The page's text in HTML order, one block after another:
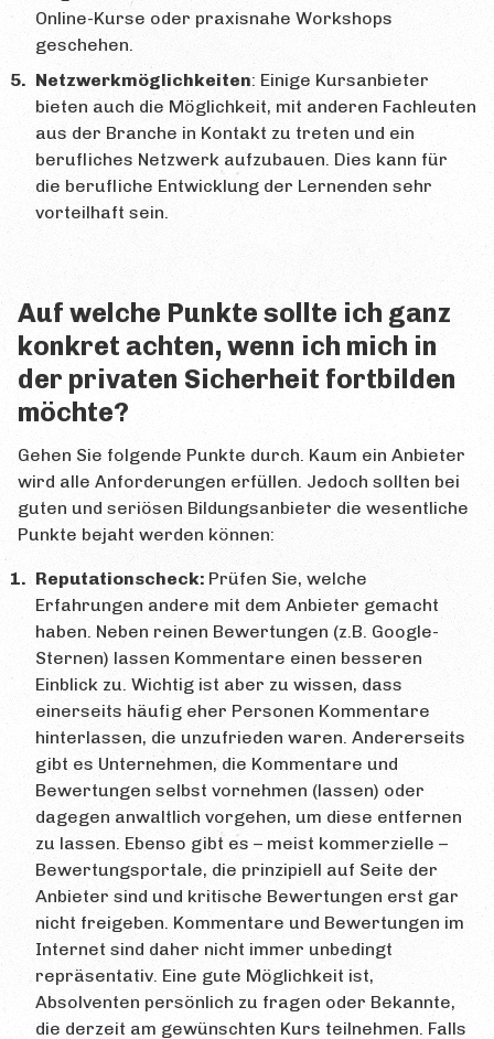
Online-Kurse oder praxisnahe Workshops
geschehen.
Netzwerkmöglichkeiten: Einige Kursanbieter
bieten auch die Möglichkeit, mit anderen Fachleuten
aus der Branche in Kontakt zu treten und ein
berufliches Netzwerk aufzubauen. Dies kann für
die berufliche Entwicklung der Lernenden sehr
vorteilhaft sein.
Auf welche Punkte sollte ich ganz
konkret achten, wenn ich mich in
der privaten Sicherheit fortbilden
möchte?
Gehen Sie folgende Punkte durch. Kaum ein Anbieter
wird alle Anforderungen erfüllen. Jedoch sollten bei
guten und seriösen Bildungsanbieter die wesentliche
Punkte bejaht werden können:
Reputationscheck: Prüfen Sie, welche
Erfahrungen andere mit dem Anbieter gemacht
haben. Neben reinen Bewertungen (z.B. Google-
Sternen) lassen Kommentare einen besseren
Einblick zu. Wichtig ist aber zu wissen, dass
einerseits häufig eher Personen Kommentare
hinterlassen, die unzufrieden waren. Andererseits
gibt es Unternehmen, die Kommentare und
Bewertungen selbst vornehmen (lassen) oder
dagegen anwaltlich vorgehen, um diese entfernen
zu lassen. Ebenso gibt es – meist kommerzielle –
Bewertungsportale, die prinzipiell auf Seite der
Anbieter sind und kritische Bewertungen erst gar
nicht freigeben. Kommentare und Bewertungen im
Internet sind daher nicht immer unbedingt
repräsentativ. Eine gute Möglichkeit ist,
Absolventen persönlich zu fragen oder Bekannte,
die derzeit am gewünschten Kurs teilnehmen. Falls